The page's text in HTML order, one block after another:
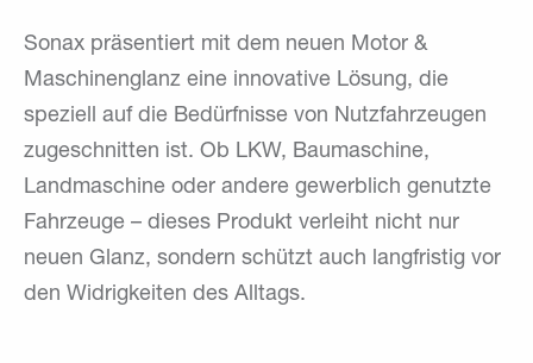
Sonax präsentiert mit dem neuen Motor &
Maschinenglanz eine innovative Lösung, die
speziell auf die Bedürfnisse von Nutzfahrzeugen
zugeschnitten ist. Ob LKW, Baumaschine,
Landmaschine oder andere gewerblich genutzte
Fahrzeuge – dieses Produkt verleiht nicht nur
neuen Glanz, sondern schützt auch langfristig vor
den Widrigkeiten des Alltags.